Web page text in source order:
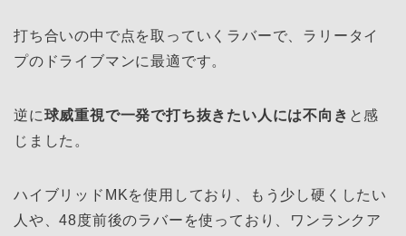
打ち合いの中で点を取っていくラバーで、ラリータイ
プのドライブマンに最適です。
逆に球威重視で一発で打ち抜きたい人には不向き と感
じました。
ハイブリッドMKを使用しており、もう少し硬くしたい
人や、48度前後のラバーを使っており、ワンランクア